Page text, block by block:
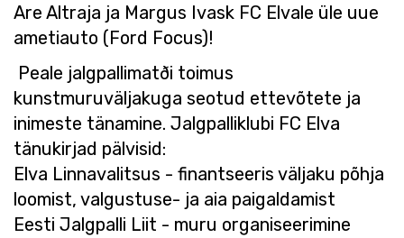
Are Altraja ja Margus Ivask FC Elvale üle uue
ametiauto (Ford Focus)!
Peale jalgpallimatði toimus
kunstmuruväljakuga seotud ettevõtete ja
inimeste tänamine. Jalgpalliklubi FC Elva
tänukirjad pälvisid:
Elva Linnavalitsus - finantseeris väljaku põhja
loomist, valgustuse- ja aia paigaldamist
Eesti Jalgpalli Liit - muru organiseerimine